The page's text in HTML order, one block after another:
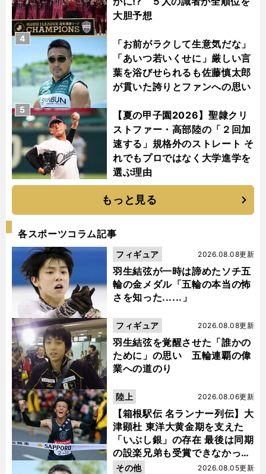
大胆予想
「お前がラクして生意気だな」
「あいつ若いくせに」厳しい言
葉を浴びせられるも佐藤慎太郎
が貫いた誇りとファンへの思い
4
【夏の甲子園2026】聖隷クリ
ストファー・高部陸の「２回加
速する」規格外のストレート そ
れでもプロではなく大学進学を
選ぶ理由
5
もっと見る
各スポーツコラム記事
羽生結弦が一時は諦めたソチ五
輪の金メダル「五輪の本当の怖
さを知った......」
2026.08.08更新
フィギュア
羽生結弦を覚醒させた「誰かの
ために」の思い 五輪連覇の偉
業への道のり
2026.08.08更新
フィギュア
【箱根駅伝 名ランナー列伝】大
津顕杜 東洋大黄金期を支えた
「いぶし銀」の存在 最後は同期
の設楽兄弟も受賞できなかった
金栗杯に輝く
2026.08.06更新
陸上
2026.08.05更新
その他